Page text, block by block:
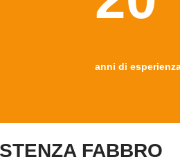
anni di
FABBRO